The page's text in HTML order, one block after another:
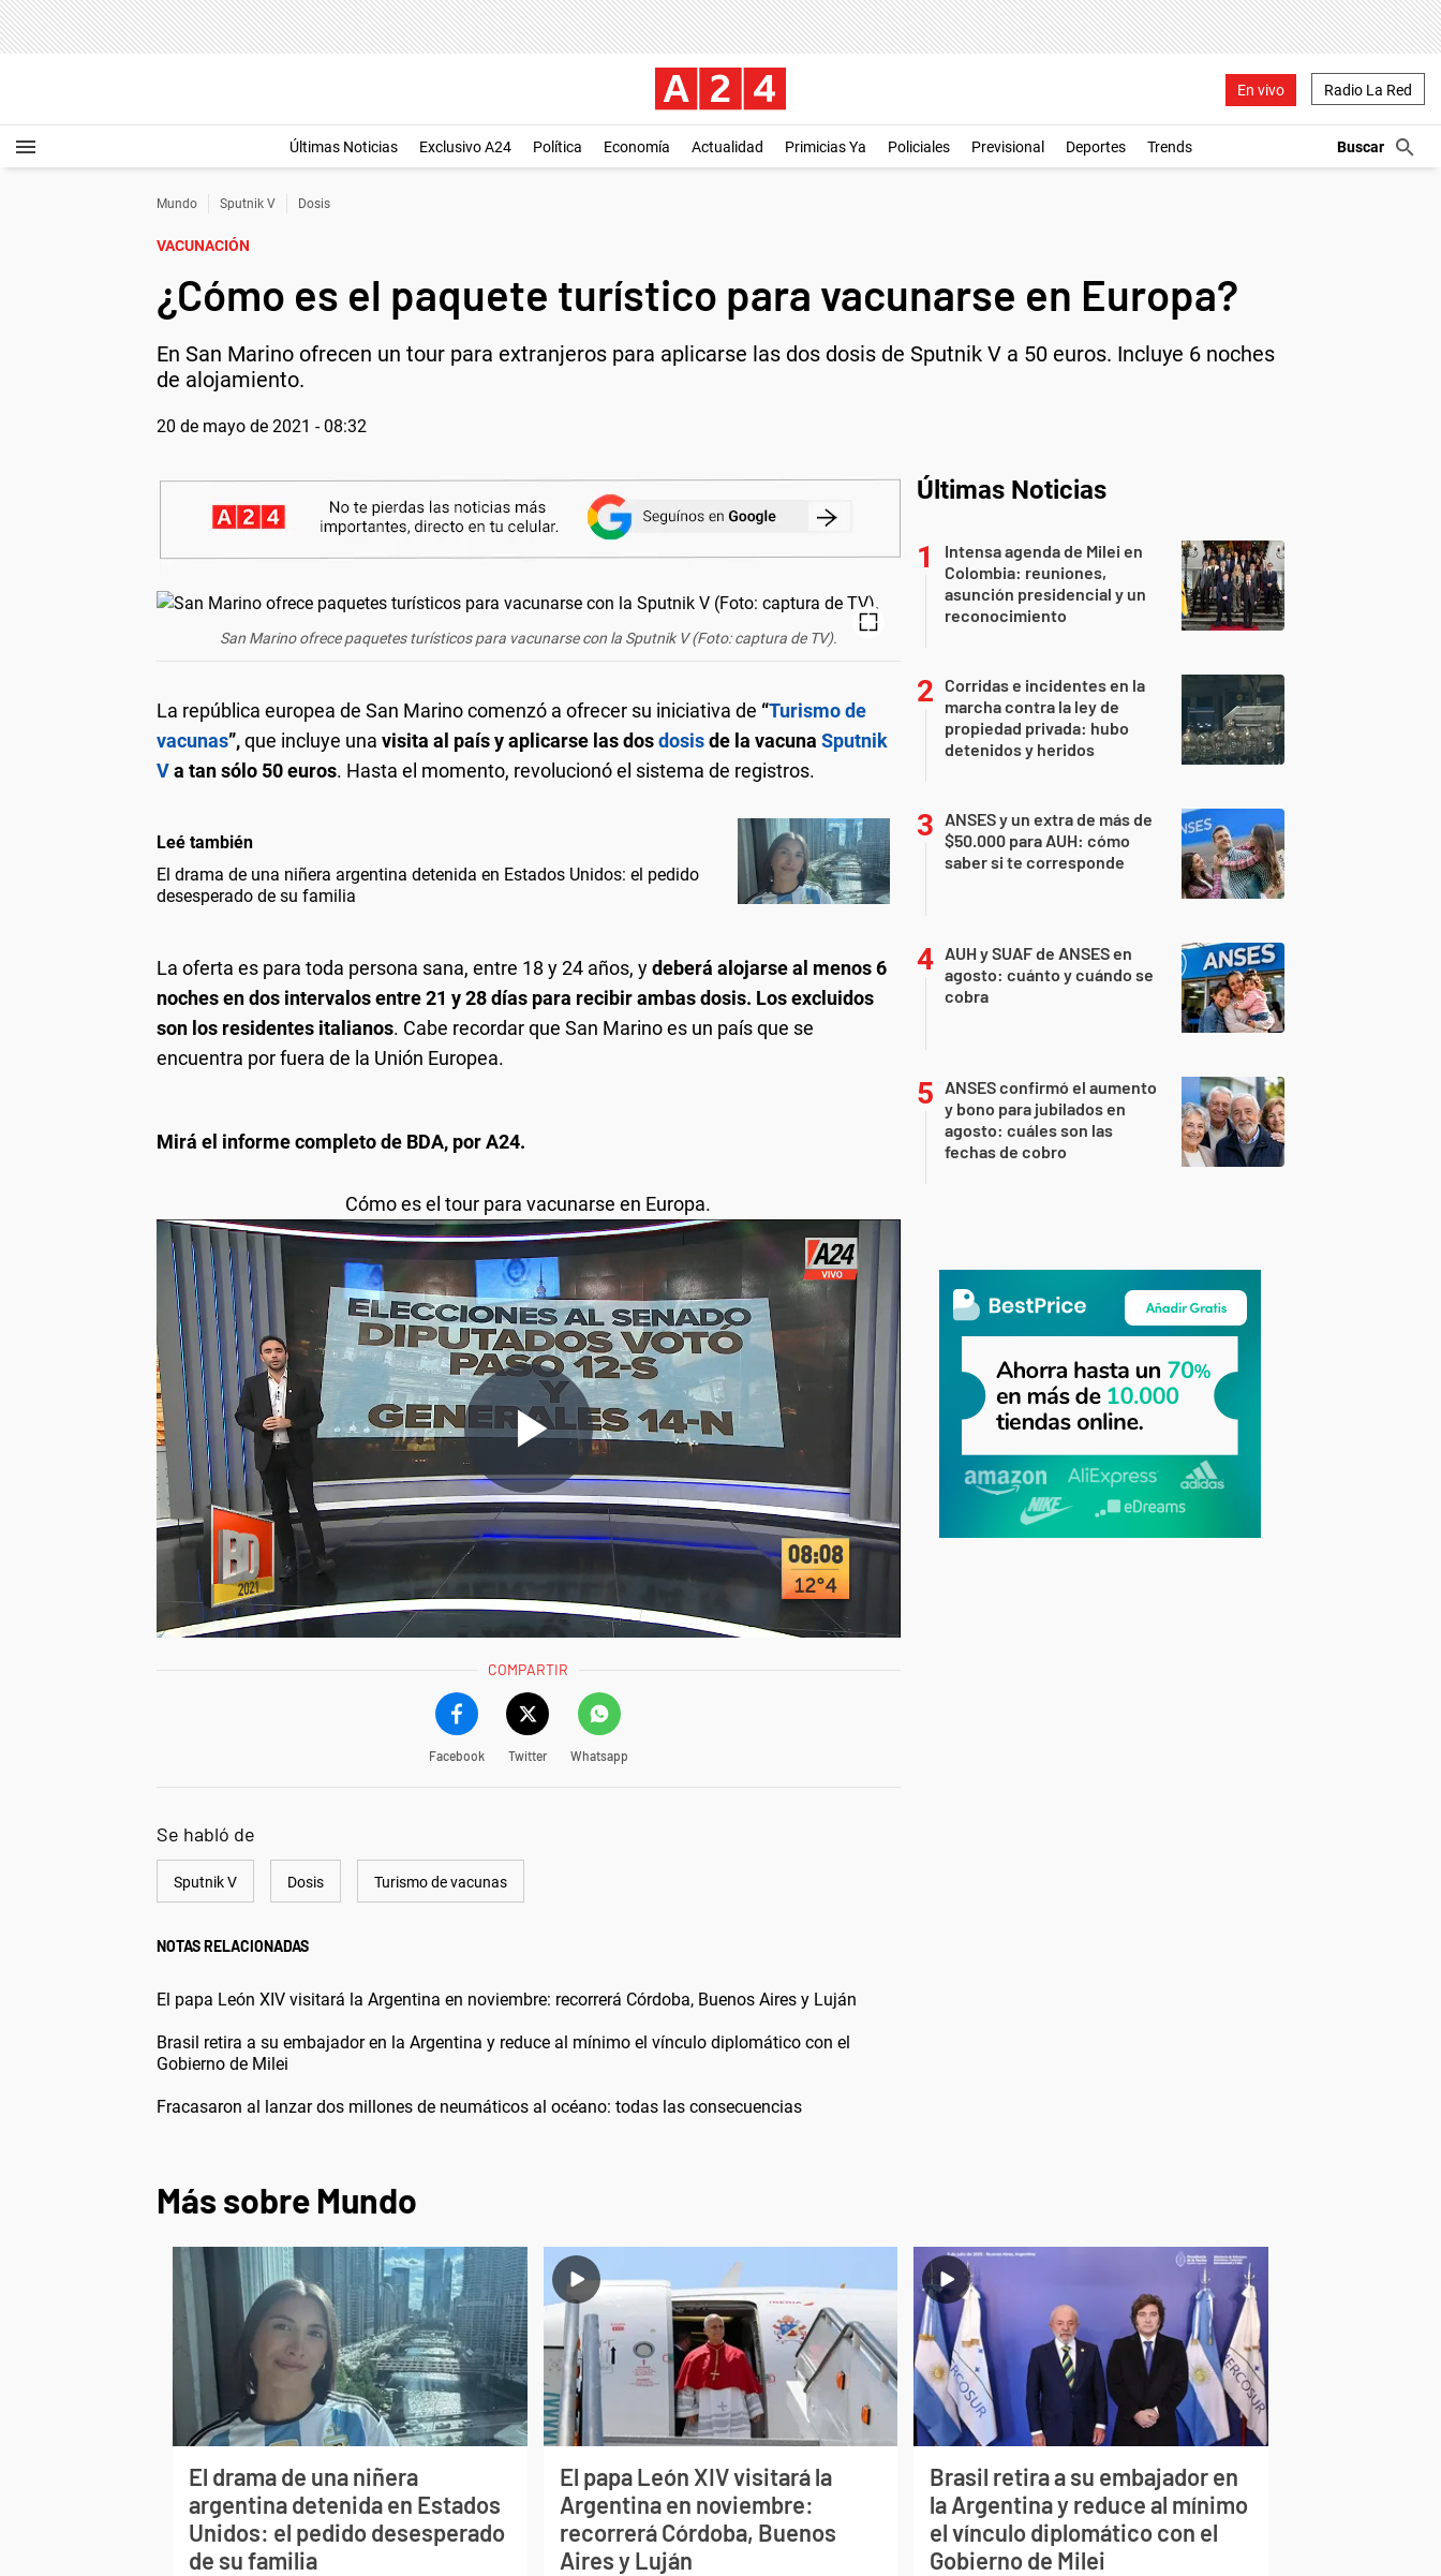
En vivo Radio La Red
Últimas Noticias Exclusivo A24 Política Economía Actualidad Primicias Ya Policiales Previsional Deportes Trends
Mundo Sputnik V Dosis
VACUNACIÓN
¿Cómo es el paquete turístico para vacunarse en Europa?
En San Marino ofrecen un tour para extranjeros para aplicarse las dos dosis de Sputnik V a 50 euros. Incluye 6 noches
de alojamiento.
20 de mayo de 2021 - 08:32
San Marino ofrece paquetes turísticos para vacunarse con la Sputnik V (Foto: captura de TV).
La república europea de San Marino comenzó a ofrecer su iniciativa de “Turismo de
vacunas”,que incluye una visita al país y aplicarse las dosdosisde la vacuna Sputnik
Va tan sólo 50 euros. Hasta el momento, revolucionó el sistema de registros.
Leé también
El drama de una niñera argentina detenida en Estados Unidos: el pedido
desesperado de su familia
La oferta es para toda persona sana, entre 18 y 24 años, ydeberá alojarse al menos 6
noches en dos intervalos entre 21 y 28 días para recibir ambas dosis. Los excluidos
son los residentes italianos. Cabe recordar que San Marino es un país que se
encuentra por fuera de la Unión Europea.
Mirá el informe completo de BDA, por A24.
Cómo es el tour para vacunarse en Europa.
COMPARTIR
Facebook Twitter Whatsapp
Se habló de
Sputnik V Dosis Turismo de vacunas
NOTAS RELACIONADAS
El papa León XIV visitará la Argentina en noviembre: recorrerá Córdoba, Buenos Aires y Luján
Brasil retira a su embajador en la Argentina y reduce al mínimo el vínculo diplomático con el
Gobierno de Milei
Fracasaron al lanzar dos millones de neumáticos al océano: todas las consecuencias
Últimas Noticias
Intensa agenda de Milei en
Colombia: reuniones,
asunción presidencial y un
reconocimiento
Corridas e incidentes en la
marcha contra la ley de
propiedad privada: hubo
detenidos y heridos
ANSES y un extra de más de
$50.000 para AUH: cómo
saber si te corresponde
AUH y SUAF de ANSES en
agosto: cuánto y cuándo se
cobra
ANSES confirmó el aumento
y bono para jubilados en
agosto: cuáles son las
fechas de cobro
Más sobre Mundo
El drama de una niñera
argentina detenida en Estados
Unidos: el pedido desesperado
de su familia
El papa León XIV visitará la
Argentina en noviembre:
recorrerá Córdoba, Buenos
Aires y Luján
Brasil retira a su embajador en
la Argentina y reduce al mínimo
el vínculo diplomático con el
Gobierno de Milei